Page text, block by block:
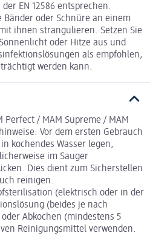
EN 12586 entsprechen.
Bänder oder Schnüre an einem
ihnen strangulieren. Setzen Sie
oder Hitze aus und
als empfohlen,
werden kann.
Perfect / MAM Supreme / MAM
Vor dem ersten Gebrauch
kochendes Wasser legen,
im Sauger
Dies dient zum Sicherstellen
reinigen.
(elektrisch oder in der
(beides je nach
Abkochen (mindestens 5
Reinigungsmittel verwenden.